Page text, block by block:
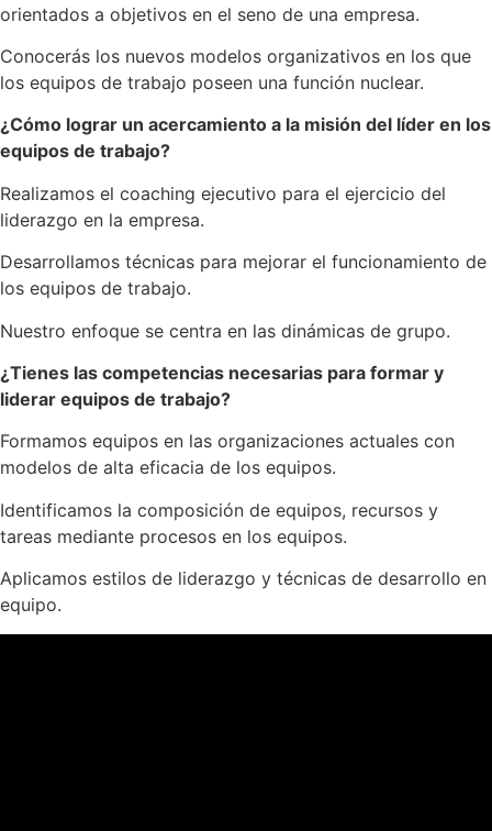
orientados a objetivos en el seno de una empresa.
Conocerás los nuevos modelos organizativos en los que
los equipos de trabajo poseen una función nuclear.
¿Cómo lograr un acercamiento a la misión del líder en los
equipos de trabajo?
Realizamos el coaching ejecutivo para el ejercicio del
liderazgo en la empresa.
Desarrollamos técnicas para mejorar el funcionamiento de
los equipos de trabajo.
Nuestro enfoque se centra en las dinámicas de grupo.
¿Tienes las competencias necesarias para formar y
liderar equipos de trabajo?
Formamos equipos en las organizaciones actuales con
modelos de alta eficacia de los equipos.
Identificamos la composición de equipos, recursos y
tareas mediante procesos en los equipos.
Aplicamos estilos de liderazgo y técnicas de desarrollo en
equipo.